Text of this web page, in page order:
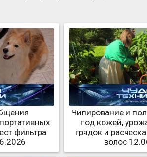
фильтра
Чипирование и
под кожей,
грядок и
волос